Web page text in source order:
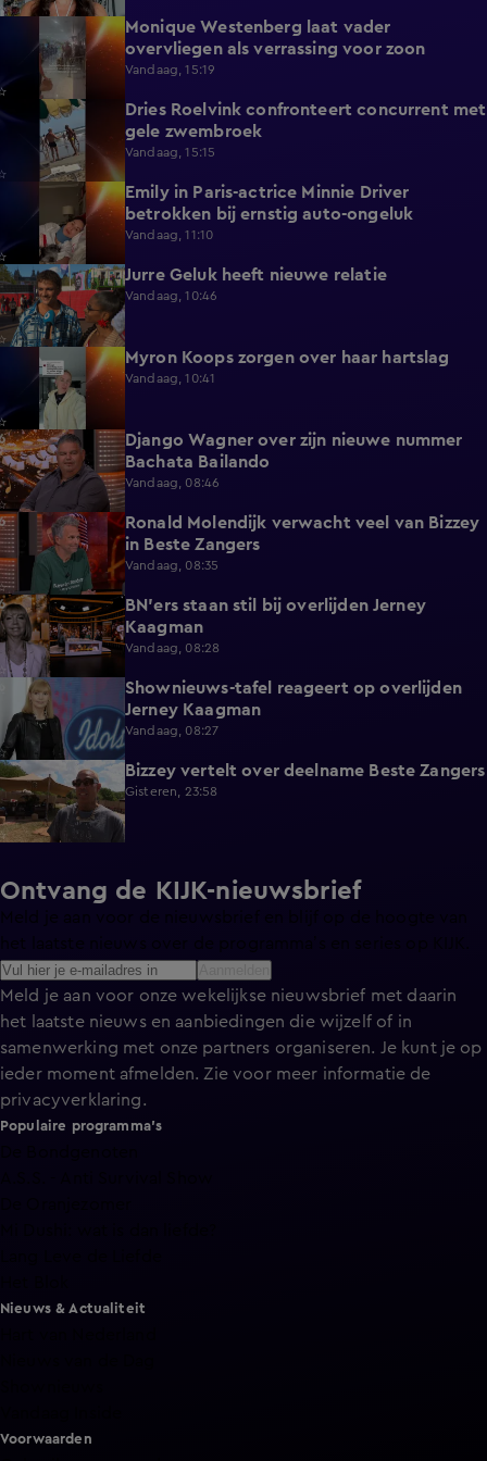
Monique Westenberg laat vader
overvliegen als verrassing voor zoon
Vandaag, 15:19
0:17
Dries Roelvink confronteert concurrent met
gele zwembroek
Vandaag, 15:15
Emily in Paris-actrice Minnie Driver
betrokken bij ernstig auto-ongeluk
Vandaag, 11:10
1:12 Jurre Geluk heeft nieuwe relatie
Vandaag, 10:46
Myron Koops zorgen over haar hartslag
Vandaag, 10:41
2:28
Django Wagner over zijn nieuwe nummer
Bachata Bailando
Vandaag, 08:46
0:39
Ronald Molendijk verwacht veel van Bizzey
in Beste Zangers
Vandaag, 08:35
3:44
BN'ers staan stil bij overlijden Jerney
Kaagman
Vandaag, 08:28
5:12
Shownieuws-tafel reageert op overlijden
Jerney Kaagman
Vandaag, 08:27
1:14 Bizzey vertelt over deelname Beste Zangers
Gisteren, 23:58
Ontvang de KIJK-nieuwsbrief
Meld je aan voor de nieuwsbrief en blijf op de hoogte van
Meld je aan voor onze wekelijkse nieuwsbrief met daarin
het laatste nieuws en aanbiedingen die wijzelf of in
samenwerking met onze partners organiseren. Je kunt je op
ieder moment afmelden. Zie voor meer informatie de
privacyverklaring.
Populaire programma's
Nieuws & Actualiteit
Voorwaarden